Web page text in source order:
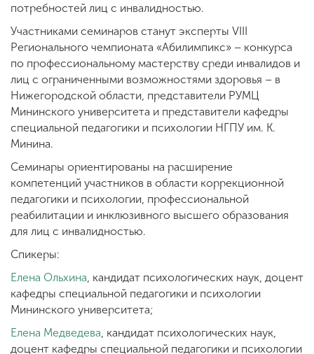
потребностей лиц с инвалидностью.
Участниками семинаров станут эксперты VIII
Регионального чемпионата «Абилимпикс» – конкурса
по профессиональному мастерству среди инвалидов и
лиц с ограниченными возможностями здоровья – в
Нижегородской области, представители РУМЦ
Мининского университета и представители кафедры
специальной педагогики и психологии НГПУ им. К.
Минина.
Семинары ориентированы на расширение
компетенций участников в области коррекционной
педагогики и психологии, профессиональной
реабилитации и инклюзивного высшего образования
для лиц с инвалидностью.
Спикеры:
Елена Ольхина , кандидат психологических наук, доцент
кафедры специальной педагогики и психологии
Мининского университета;
Елена Медведева , кандидат психологических наук,
доцент кафедры специальной педагогики и психологии